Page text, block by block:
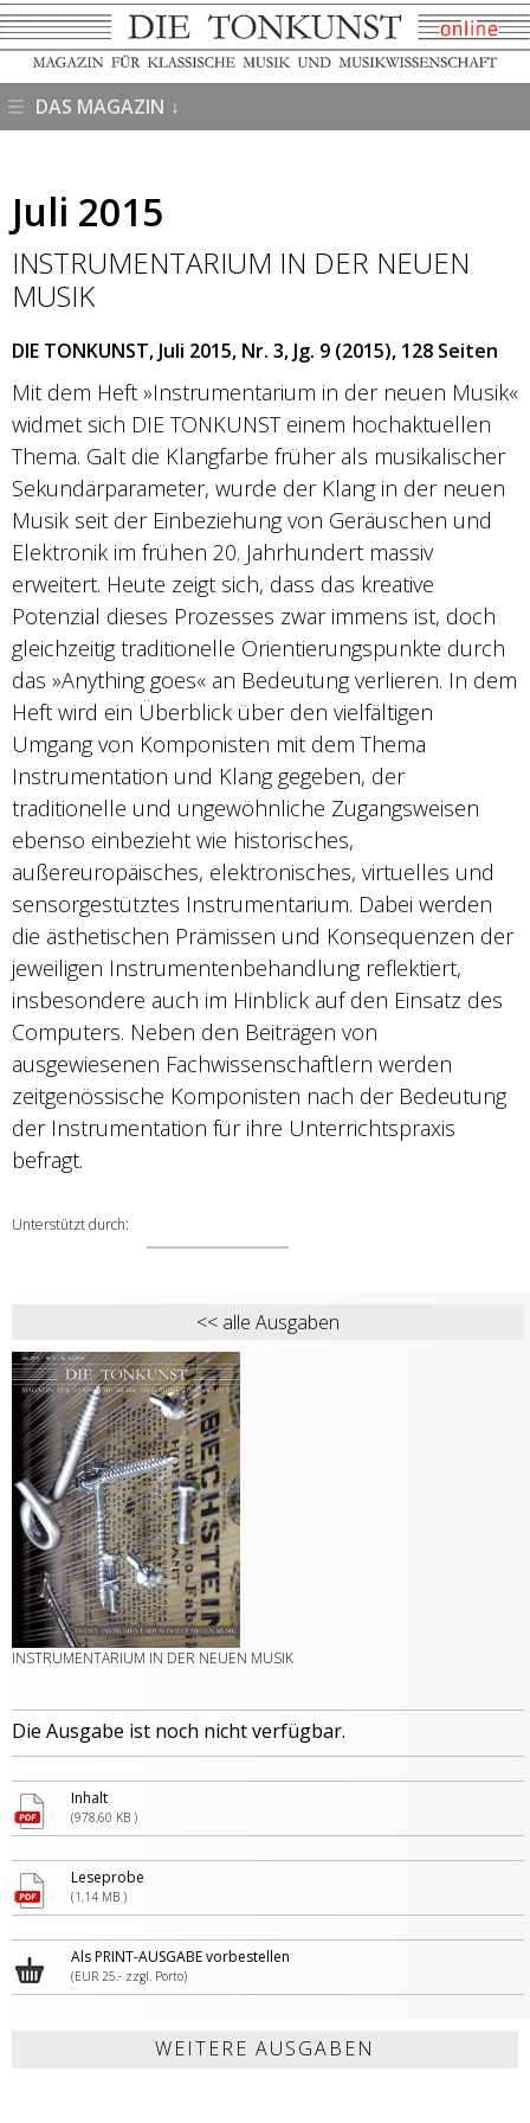
DAS MAGAZIN
Juli 2015
INSTRUMENTARIUM IN DER NEUEN
MUSIK
DIE TONKUNST, Juli 2015, Nr. 3, Jg. 9 (2015), 128 Seiten
Mit dem Heft »Instrumentarium in der neuen Musik«
widmet sich DIE TONKUNST einem hochaktuellen
Thema. Galt die Klangfarbe früher als musikalischer
Sekundärparameter, wurde der Klang in der neuen
Musik seit der Einbeziehung von Geräuschen und
Elektronik im frühen 20. Jahrhundert massiv
erweitert. Heute zeigt sich, dass das kreative
Potenzial dieses Prozesses zwar immens ist, doch
gleichzeitig traditionelle Orientierungspunkte durch
das »Anything goes« an Bedeutung verlieren. In dem
Heft wird ein Überblick über den vielfältigen
Umgang von Komponisten mit dem Thema
Instrumentation und Klang gegeben, der
traditionelle und ungewöhnliche Zugangsweisen
ebenso einbezieht wie historisches,
außereuropäisches, elektronisches, virtuelles und
sensorgestütztes Instrumentarium. Dabei werden
die ästhetischen Prämissen und Konsequenzen der
jeweiligen Instrumentenbehandlung reflektiert,
insbesondere auch im Hinblick auf den Einsatz des
Computers. Neben den Beiträgen von
ausgewiesenen Fachwissenschaftlern werden
zeitgenössische Komponisten nach der Bedeutung
der Instrumentation für ihre Unterrichtspraxis
befragt.
Unterstützt durch:
Siemens
Musikstiftung
<< alle Ausgaben
INSTRUMENTARIUM IN DER NEUEN MUSIK
Die Ausgabe ist noch nicht verfügbar.
Inhalt
(978,60 KB )
Leseprobe
(1,14 MB )
Als PRINT-AUSGABE vorbestellen
(EUR 25.- zzgl. Porto)
WEITERE AUSGABEN
PARODIEREN, NACHAHMEN,
MEDIENWECHSEL. BEARBEITUNGEN